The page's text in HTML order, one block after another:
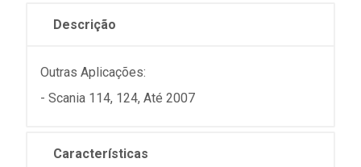
Descrição
Outras Aplicações:
- Scania 114, 124, Até 2007
Características